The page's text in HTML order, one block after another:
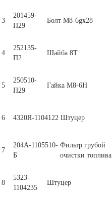
3
201459-
П29
Болт М8-6gх28
4
252135-
П2
Шайба 8Т
5
250510-
П29
Гайка М8-6Н
6 4320Я-1104122 Штуцер
7
204А-1105510-
Б
Фильтр грубой
очистки топлива
8
5323-
1104235
Штуцер